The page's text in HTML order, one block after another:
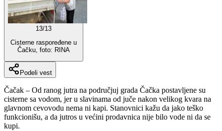
13/13
Cisterne raspoređene u
Čačku, foto: RINA
Podeli vest
Čačak – Od ranog jutra na područjuj grada Čačka postavljene su
cisterne sa vodom, jer u slavinama od juče nakon velikog kvara na
glavnom cevovodu nema ni kapi. Stanovnici kažu da jako teško
funkcionišu, a da jutros u većini prodavnica nije bilo vode ni da se
kupi.